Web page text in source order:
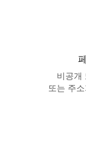
비공개
또는 주